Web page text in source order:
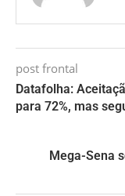
post frontal
Datafolha:
para 72%, mas
Mega-Sena